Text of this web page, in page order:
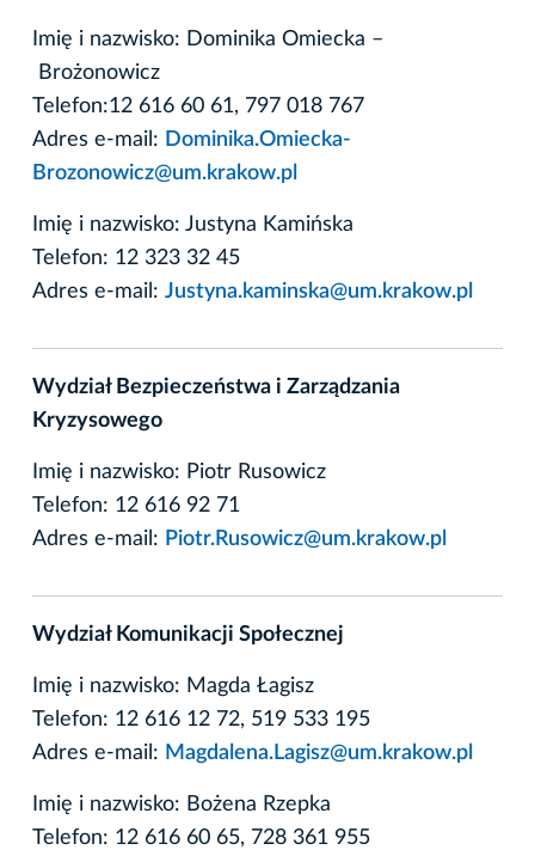
Imię i nazwisko: Dominika Omiecka –
Brożonowicz
Telefon:12 616 60 61, 797 018 767
Adres e-mail: Dominika.Omiecka-
Brozonowicz@um.krakow.pl
Imię i nazwisko: Justyna Kamińska
Telefon: 12 323 32 45
Adres e-mail: Justyna.kaminska@um.krakow.pl
Wydział Bezpieczeństwa i Zarządzania
Kryzysowego
Imię i nazwisko: Piotr Rusowicz
Telefon: 12 616 92 71
Adres e-mail: Piotr.Rusowicz@um.krakow.pl
Wydział Komunikacji Społecznej
Imię i nazwisko: Magda Łagisz
Telefon: 12 616 12 72, 519 533 195
Adres e-mail: Magdalena.Lagisz@um.krakow.pl
Imię i nazwisko: Bożena Rzepka
Telefon: 12 616 60 65, 728 361 955